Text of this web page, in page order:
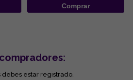
Comprar
estar registrado.